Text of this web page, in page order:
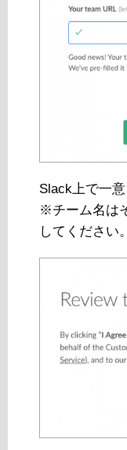
Slack上で一
※チーム名は
してください。